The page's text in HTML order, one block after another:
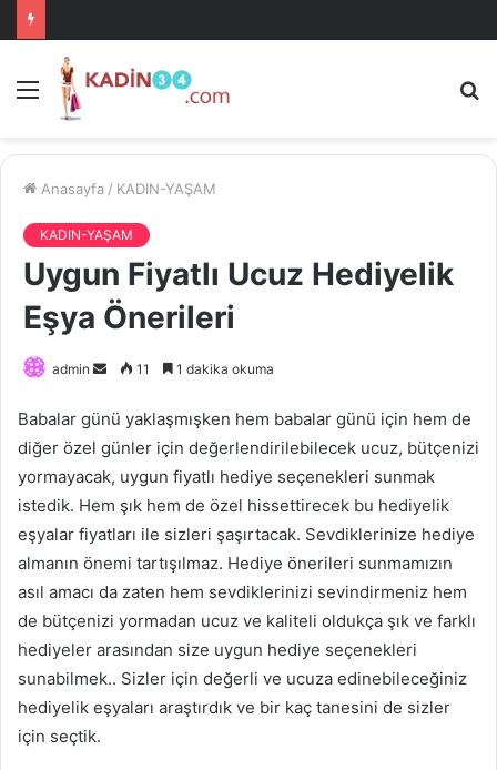
Menü
Anasayfa / KADIN-YAŞAM
KADIN-YAŞAM
Uygun Fiyatlı Ucuz Hediyelik
Eşya Önerileri
admin
Bir
posta
göndermek
11 1 dakika okuma
Babalar günü yaklaşmışken hem babalar günü için hem de
diğer özel günler için değerlendirilebilecek ucuz, bütçenizi
yormayacak, uygun fiyatlı hediye seçenekleri sunmak
istedik. Hem şık hem de özel hissettirecek bu hediyelik
eşyalar fiyatları ile sizleri şaşırtacak. Sevdiklerinize hediye
almanın önemi tartışılmaz. Hediye önerileri sunmamızın
asıl amacı da zaten hem sevdiklerinizi sevindirmeniz hem
de bütçenizi yormadan ucuz ve kaliteli oldukça şık ve farklı
hediyeler arasından size uygun hediye seçenekleri
sunabilmek.. Sizler için değerli ve ucuza edinebileceğiniz
hediyelik eşyaları araştırdık ve bir kaç tanesini de sizler
için seçtik.